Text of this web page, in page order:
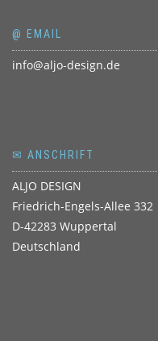
@ EMAIL
info@aljo-design.de
✉ ANSCHRIFT
ALJO DESIGN
Friedrich-Engels-Allee 332
D-42283 Wuppertal
Deutschland